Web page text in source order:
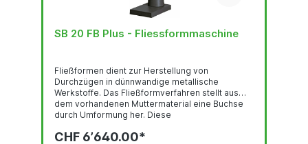
SB 20 FB Plus - Fliessformmaschine
Fließformen dient zur Herstellung von
Durchzügen in dünnwandige metallische
Werkstoffe. Das Fließformverfahren stellt aus
dem vorhandenen Muttermaterial eine Buchse
durch Umformung her. Diese
tragenden Gewindegänge auf das drei- bis
CHF 6’640.00*